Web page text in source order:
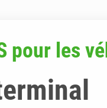
pour les